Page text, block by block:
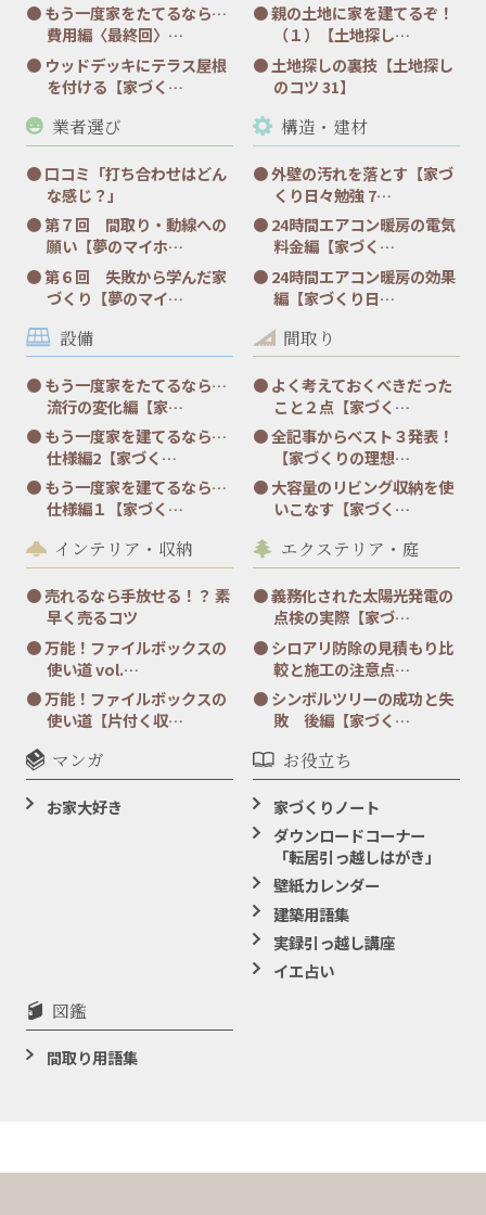
もう一度家をたてるなら…
費用編〈最終回〉…
ウッドデッキにテラス屋根
を付ける【家づく…
親の土地に家を建てるぞ！
（１）【土地探し…
土地探しの裏技【土地探し
のコツ 31】
業者選び
口コミ「打ち合わせはどん
な感じ？」
第７回 間取り・動線への
願い【夢のマイホ…
第６回 失敗から学んだ家
づくり【夢のマイ…
構造・建材
外壁の汚れを落とす【家づ
くり日々勉強 7…
24時間エアコン暖房の電気
料金編【家づく…
24時間エアコン暖房の効果
編【家づくり日…
設備
もう一度家をたてるなら…
流行の変化編【家…
もう一度家を建てるなら…
仕様編2【家づく…
もう一度家を建てるなら…
仕様編１【家づく…
間取り
よく考えておくべきだった
こと２点【家づく…
全記事からベスト３発表！
【家づくりの理想…
大容量のリビング収納を使
いこなす【家づく…
インテリア・収納
売れるなら手放せる！？ 素
早く売るコツ
万能！ファイルボックスの
使い道 vol.…
万能！ファイルボックスの
使い道【片付く収…
エクステリア・庭
義務化された太陽光発電の
点検の実際【家づ…
シロアリ防除の見積もり比
較と施工の注意点…
シンボルツリーの成功と失
敗 後編【家づく…
マンガ
お家大好き
お役立ち
家づくりノート
ダウンロードコーナー
「転居引っ越しはがき」
壁紙カレンダー
建築用語集
実録引っ越し講座
イエ占い
図鑑
間取り用語集